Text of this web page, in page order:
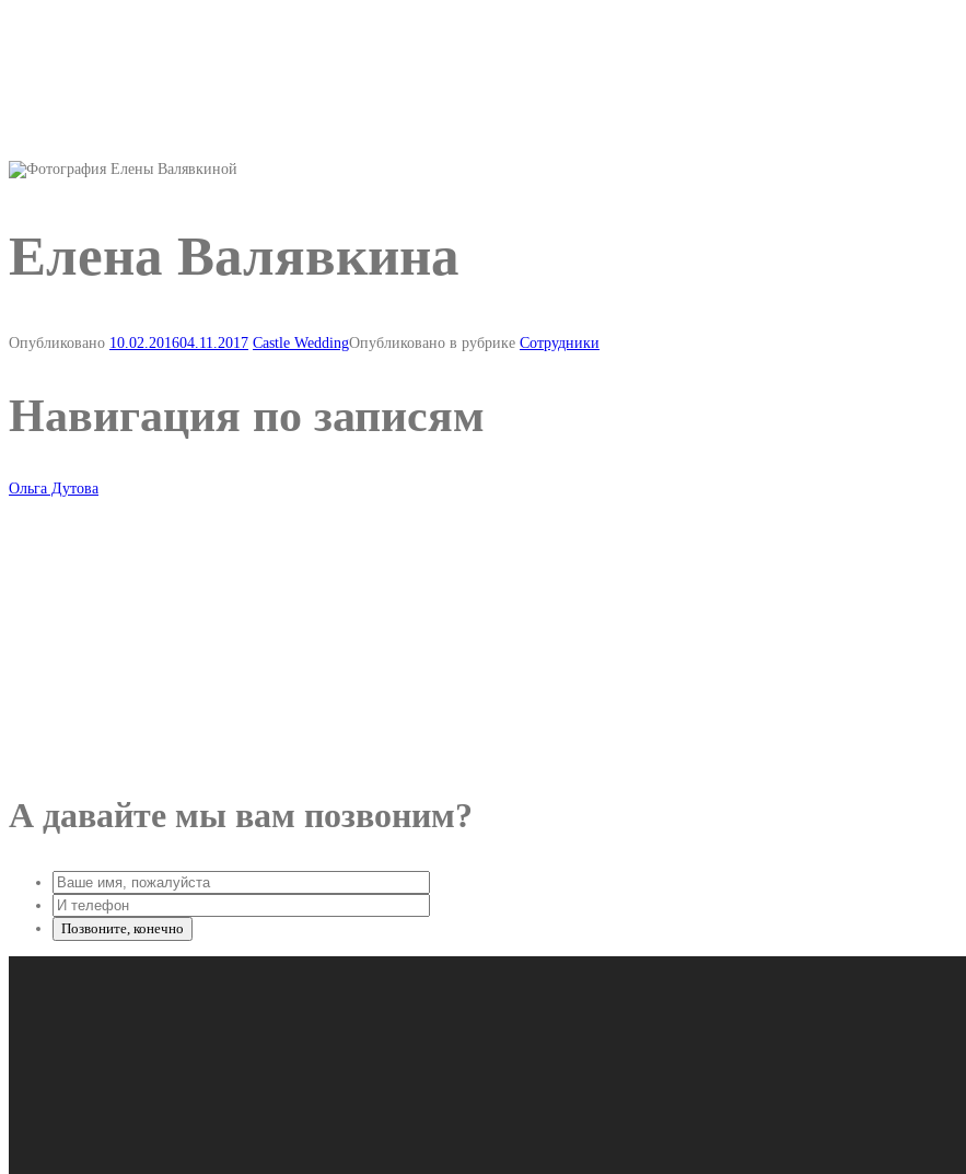
Елена Валявкина
Опубликовано 10.02.201604.11.2017 Castle WeddingОпубликовано в рубрике Сотрудники
Навигация по записям
Ольга Дутова
А давайте мы вам позвоним?